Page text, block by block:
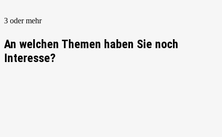
3 oder mehr
An welchen Themen haben Sie noch
Interesse?